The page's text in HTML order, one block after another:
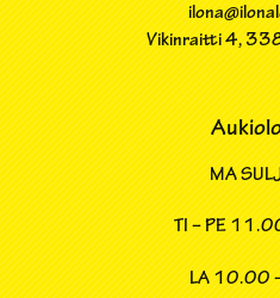
Vikinraitti 4​,
MA
TI – PE
LA10.00